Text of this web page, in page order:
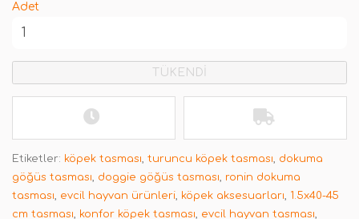
Adet
TÜKENDİ
Etiketler: köpek tasması, turuncu köpek tasması, dokuma
göğüs tasması, doggie göğüs tasması, ronin dokuma
tasması, evcil hayvan ürünleri, köpek aksesuarları, 1.5x40-45
cm tasması, konfor köpek tasması, evcil hayvan tasması,